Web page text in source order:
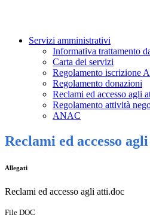
Servizi amministrativi
Informativa trattamento
Carta dei servizi
Regolamento iscrizione
Regolamento donazioni
Reclami ed accesso agli
Regolamento attività
ANAC
Reclami ed accesso
Allegati
Reclami ed accesso agli atti.doc
File DOC